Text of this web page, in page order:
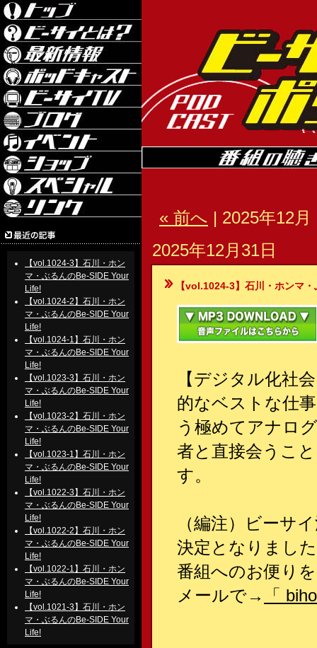
【vol.1024-3】石川・ホン
マ・ぶるんのBe-SIDE Your
Life!
【vol.1024-2】石川・ホン
マ・ぶるんのBe-SIDE Your
Life!
【vol.1024-1】石川・ホン
マ・ぶるんのBe-SIDE Your
Life!
【vol.1023-3】石川・ホン
マ・ぶるんのBe-SIDE Your
Life!
【vol.1023-2】石川・ホン
マ・ぶるんのBe-SIDE Your
Life!
【vol.1023-1】石川・ホン
マ・ぶるんのBe-SIDE Your
Life!
【vol.1022-3】石川・ホン
マ・ぶるんのBe-SIDE Your
Life!
【vol.1022-2】石川・ホン
マ・ぶるんのBe-SIDE Your
Life!
【vol.1022-1】石川・ホン
マ・ぶるんのBe-SIDE Your
Life!
【vol.1021-3】石川・ホン
マ・ぶるんのBe-SIDE Your
Life!
« 前へ | 2025年12
2025年12月31日
【vol.1024-3】石川・ホンマ・
【デジタル化社
的なベストな仕
う極めてアナロ
者と直接会うこ
す。
（編注）ビーサ
決定となりまし
番組へのお便り
メールで→
「